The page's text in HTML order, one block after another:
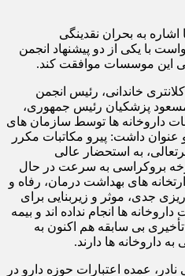
اشاره به بحران نقدینگی
با یکی از دو پیشنهاد انجمن
این موسسات موافقت کند.
خاندانی، رئیس انجمن
مسعود پزشکیان رئیس جمهوری،
داروخانه ها توسط سازمان های
عنوان داشت: پیرو مکاتبات مکرر
به استحضار عالی
بروکراسی به سرعت در حال
های بهداشت درمان، رفاه و
جدی، موثر و زیربنایی برای
ها انجام نداده اند و بیمه
بی سابقه هم اکنون به
نادر، عمده اعتبارات حوزه دارو در